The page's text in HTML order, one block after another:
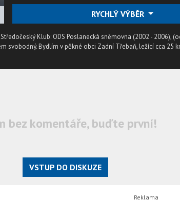
RYCHLÝ VÝBĚR
Středočeský Klub: ODS Poslanecká sněmovna (2002 - 2006),
svobodný. Bydlím v pěkné obci Zadní Třebaň, ležící cca 25
bez komentáře, buďte první!
VSTUP DO DISKUZE